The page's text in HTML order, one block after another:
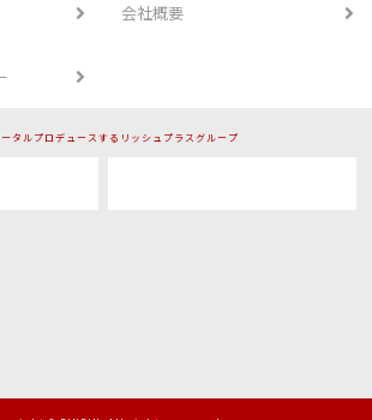
会社概要
タルプロデュースするリッシュプラスグループ